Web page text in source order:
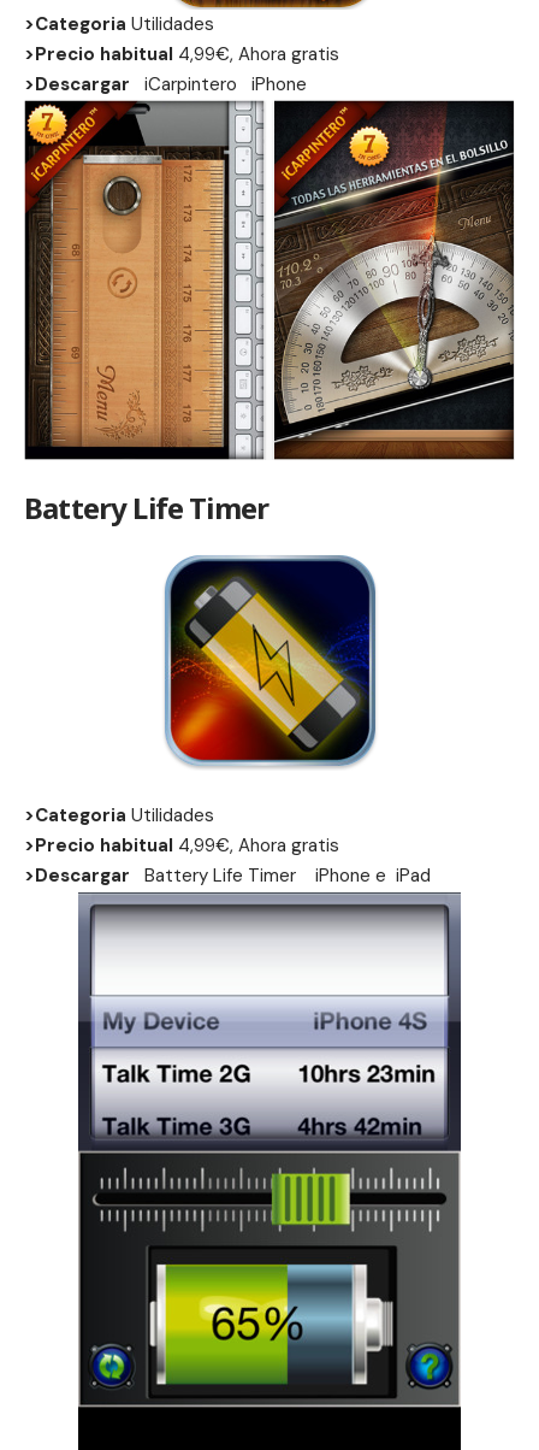
>Categoria Utilidades
>Precio habitual 4,99€, Ahora gratis
>Descargar
iCarpintero iPhone
Battery Life Timer
>Categoria Utilidades
>Precio habitual 4,99€, Ahora gratis
>Descargar
Battery Life Timer iPhone e iPad